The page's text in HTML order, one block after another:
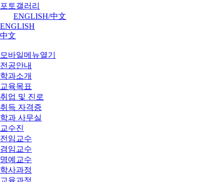
포토갤러리
ENGLISH/中文
ENGLISH
中文
모바일메뉴열기
전공안내
학과소개
교육목표
취업 및 진로
취득 자격증
학과 사무실
교수진
전임교수
겸임교수
명예교수
학사과정
교육과정